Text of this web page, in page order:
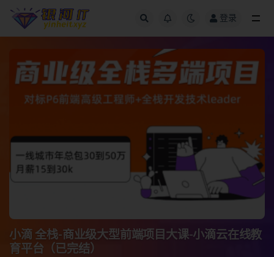
登录
小滴 全栈-商业级大型前端项目大课-小滴云在线教
育平台（已完结）